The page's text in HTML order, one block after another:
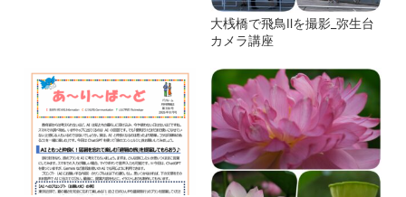
大桟橋で飛鳥Ⅱを撮影_弥生台
カメラ講座